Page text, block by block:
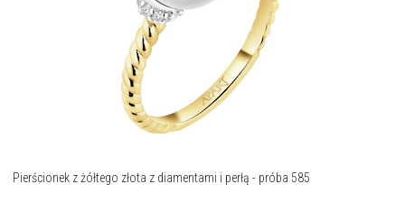
Pierścionek z żółtego złota z diamentami i perłą - próba 585